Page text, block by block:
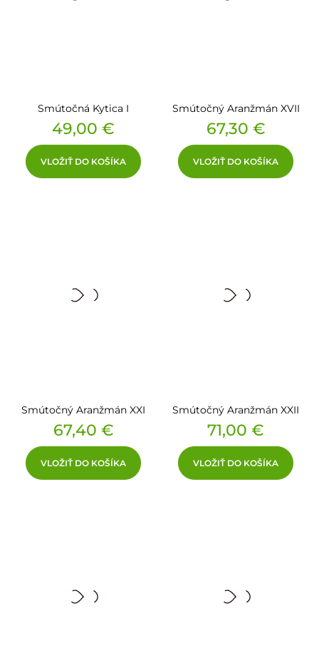
Smútočná Kytica I
Cena
49,00 €
VLOŽIŤ DO KOŠÍKA
Smútočný Aranžmán XVII
Cena
67,30 €
VLOŽIŤ DO KOŠÍKA
Smútočný Aranžmán XXI
Cena
67,40 €
VLOŽIŤ DO KOŠÍKA
Smútočný Aranžmán XXII
Cena
71,00 €
VLOŽIŤ DO KOŠÍKA